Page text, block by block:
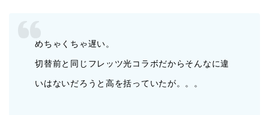
めちゃくちゃ遅い。
切替前と同じフレッツ光コラボだからそんなに違
いはないだろうと高を括っていたが。。。